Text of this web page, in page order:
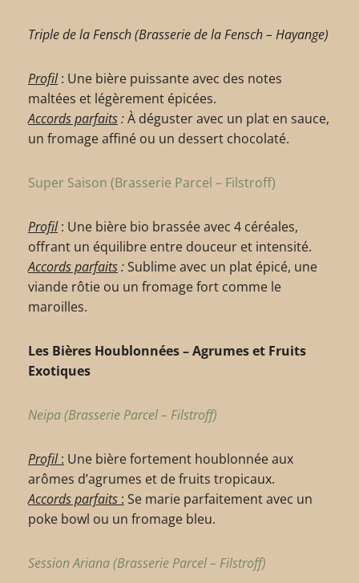
Triple de la Fensch (Brasserie de la Fensch – Hayange)
Profil: Une bière puissante avec des notes
maltées et légèrement épicées.
Accords parfaits:À déguster avec un plat en sauce,
un fromage affiné ou un dessert chocolaté.
Super Saison (Brasserie Parcel – Filstroff)
Profil: Une bière bio brassée avec 4 céréales,
offrant un équilibre entre douceur et intensité.
Accords parfaits:Sublime avec un plat épicé, une
viande rôtie ou un fromage fort comme le
maroilles.
Les Bières Houblonnées – Agrumes et Fruits
Exotiques
Neipa (Brasserie Parcel – Filstroff)
Profil: Une bière fortement houblonnée aux
arômes d’agrumes et de fruits tropicaux.
Accords parfaits : Se marie parfaitement avec un
poke bowl ou un fromage bleu.
Session Ariana (Brasserie Parcel – Filstroff)